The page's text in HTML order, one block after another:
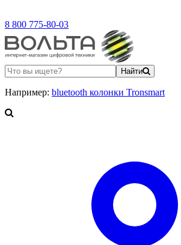
8 800 775-80-03
Найти
Например: bluetooth колонки Tronsmart